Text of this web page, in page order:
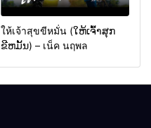
ให้เจ้าสุขขีหมั่น (ໃຫ້ເຈົ້າສຸກ
ຂີຫມັ້ນ) – เน็ค นฤพล